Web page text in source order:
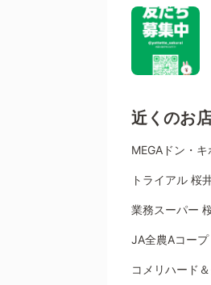
近くのお
MEGAドン・
トライアル 桜
業務スーパー
JA全農Aコー
コメリハード